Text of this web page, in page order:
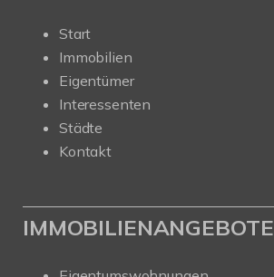
Start
Immobilien
Eigentümer
Interessenten
Städte
Kontakt
IMMOBILIENANGEBOTE